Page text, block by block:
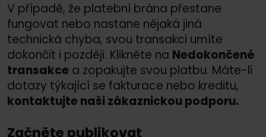
V případě, že platební brána přestane
fungovat nebo nastane nějaká jiná
technická chyba, svou transakci umíte
dokončit i později. Klikněte na Nedokončené
transakce a zopakujte svou platbu. Máte-li
dotazy týkající se fakturace nebo kreditu,
kontaktujte naši zákaznickou podporu.
Začněte publikovat